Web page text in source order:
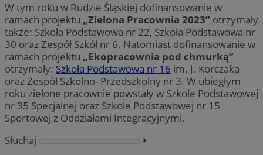
W tym roku w Rudzie Śląskiej dofinansowanie w
ramach projektu „Zielona Pracownia 2023” otrzymały
także: Szkoła Podstawowa nr 22, Szkoła Podstawowa nr
30 oraz Zespół Szkół nr 6. Natomiast dofinansowanie w
ramach projektu „Ekopracownia pod chmurką”
otrzymały: Szkoła Podstawowa nr 16 im. J. Korczaka
oraz Zespół Szkolno–Przedszkolny nr 3. W ubiegłym
roku zielone pracownie powstały w Szkole Podstawowej
nr 35 Specjalnej oraz Szkole Podstawowej nr 15
Sportowej z Oddziałami Integracyjnymi.
Słuchaj
⏵︎